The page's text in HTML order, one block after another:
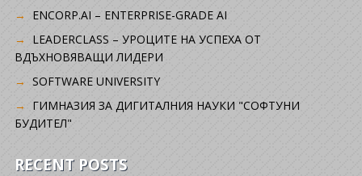
ENCORP.AI – ENTERPRISE-GRADE AI
LEADERCLASS – УРОЦИТЕ НА УСПЕХА ОТ
ВДЪХНОВЯВАЩИ ЛИДЕРИ
SOFTWARE UNIVERSITY
ГИМНАЗИЯ ЗА ДИГИТАЛНИЯ НАУКИ "СОФТУНИ
БУДИТЕЛ"
RECENT POSTS